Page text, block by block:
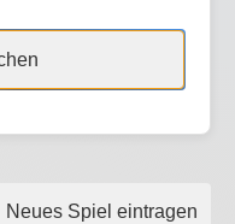
Neues Spiel eintragen